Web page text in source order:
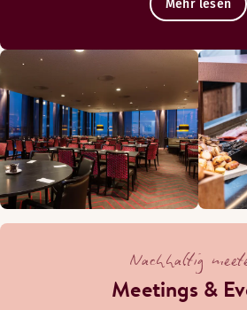
Mehr lesen
Nachhaltig
Meetings &